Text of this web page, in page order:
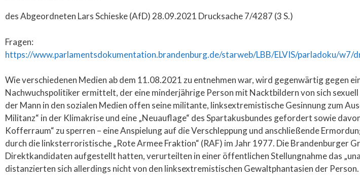
des Abgeordneten Lars Schieske (AfD) 28.09.2021 Drucksache 7/4287 (3 S.)
Fragen:
https://www.parlamentsdokumentation.brandenburg.de/starweb/LBB/ELVIS/parladoku/w7/
Wie verschiedenen Medien ab dem 11.08.2021 zu entnehmen war, wird gegenwärtig gegen
Nachwuchspolitiker ermittelt, der eine minderjährige Person mit Nacktbildern von sich
der Mann in den sozialen Medien offen seine militante, linksextremistische Gesinnung zum
Militanz“ in der Klimakrise und eine „Neuauflage“ des Spartakusbundes gefordert sowie
Kofferraum“ zu sperren – eine Anspielung auf die Verschleppung und anschließende
durch die linksterroristische „Rote Armee Fraktion“ (RAF) im Jahr 1977. Die Brandenburger
Direktkandidaten aufgestellt hatten, verurteilten in einer öffentlichen Stellungnahme das
distanzierten sich allerdings nicht von den linksextremistischen Gewaltphantasien der Person.